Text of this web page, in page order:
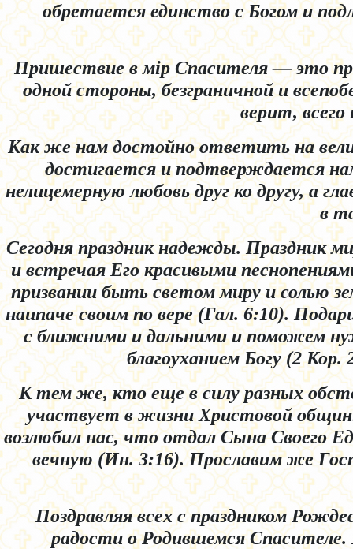
обретается единство с Богом и
Пришествие в мip Спасителя — это
одной стороны, безграничной и
верит,
Как же нам достойно ответить на
достигается и подтверждается
нелицемерную любовь друг ко другу, а
в
Сегодня праздник надежды. Праздник
и встречая Его красивыми
призвании быть светом миру и солью
наипаче своим по вере (Гал. 6:10).
с ближними и дальними и поможем
благоуханием Богу (2
К тем же, кто еще в силу разных
участвует в жизни Христовой
возлюбил нас, что отдал Сына Своего
вечную (Ин. 3:16). Прославим же
Поздравляя всех с праздником
радости о Родившемся